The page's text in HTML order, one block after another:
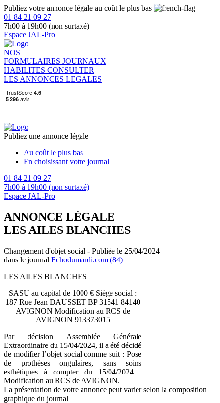
Publiez votre annonce légale au coût le plus bas
01 84 21 09 27
7h00 à 19h00 (non surtaxé)
Espace JAL-Pro
NOS
FORMULAIRES JOURNAUX
HABILITES CONSULTER
LES ANNONCES LEGALES
Publiez une annonce légale
Au coût le plus bas
En choisissant votre journal
01 84 21 09 27
7h00 à 19h00 (non surtaxé)
Espace JAL-Pro
ANNONCE LÉGALE
LES AILES BLANCHES
Changement d'objet social - Publiée le 25/04/2024
dans le journal Echodumardi.com (84)
LES AILES BLANCHES
SASU au capital de 1000 € Siège social :
187 Rue Jean DAUSSET BP 31541 84140
AVIGNON Modification au RCS de
AVIGNON 913373015
Par décision Assemblée Générale
Extraordinaire du 15/04/2024, il a été décidé
de modifier l’objet social comme suit : Pose
de prothèses ongulaires, sans soins
esthétiques à compter du 15/04/2024 .
Modification au RCS de AVIGNON.
La présentation de votre annonce peut varier selon la composition
graphique du journal